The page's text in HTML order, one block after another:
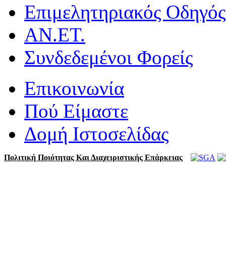
Επιμελητηριακός Οδηγός
ΑΝ.ΕΤ.
Συνδεδεμένοι Φορείς
Επικοινωνία
Πού Είμαστε
Δομή Ιστοσελίδας
Πολιτική Ποιότητας Και Διαχειριστικής Επάρκειας